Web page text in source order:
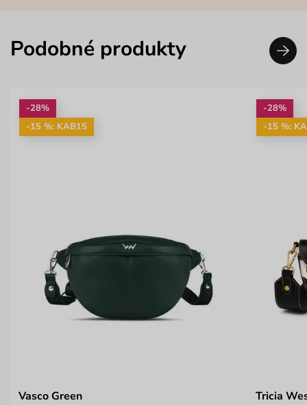
Podobné produkty
-28%
-15 %: KAB15
Vasco Green
-28%
-15 %:
Tricia